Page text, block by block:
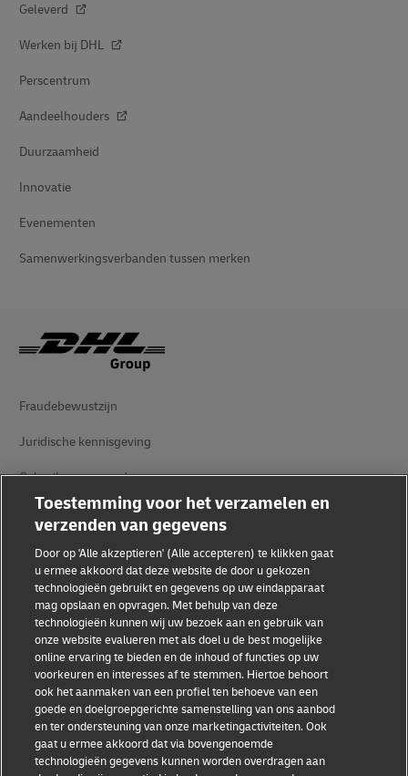
Geleverd
Werken bij DHL
Perscentrum
Aandeelhouders
Duurzaamheid
Innovatie
Evenementen
Samenwerkingsverbanden tussen merken
Fraudebewustzijn
Juridische kennisgeving
Gebruiksvoorwaarden
Privacyverklaring
Toegankelijkheid
Aanvullende informatie
Cookie-instellingen
Volg ons
2026 © - all rights reserved
Toestemming voor het verzamelen en
verzenden van gegevens
Door op 'Alle akzeptieren' (Alle accepteren) te klikken gaat
u ermee akkoord dat deze website de door u gekozen
technologieën gebruikt en gegevens op uw eindapparaat
mag opslaan en opvragen. Met behulp van deze
technologieën kunnen wij uw bezoek aan en gebruik van
onze website evalueren met als doel u de best mogelijke
online ervaring te bieden en de inhoud of functies op uw
voorkeuren en interesses af te stemmen. Hiertoe behoort
ook het aanmaken van een profiel ten behoeve van een
goede en doelgroepgerichte samenstelling van ons aanbod
en ter ondersteuning van onze marketingactiviteiten. Ook
gaat u ermee akkoord dat via bovengenoemde
technologieën gegevens kunnen worden overdragen aan